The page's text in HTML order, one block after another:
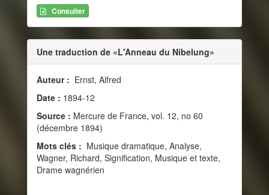
Consulter
Une traduction de «L'Anneau du Nibelung»
Auteur : Ernst, Alfred
Date : 1894-12
Source : Mercure de France, vol. 12, no 60
(décembre 1894)
Mots clés : Musique dramatique, Analyse,
Wagner, Richard, Signification, Musique et texte,
Drame wagnérien